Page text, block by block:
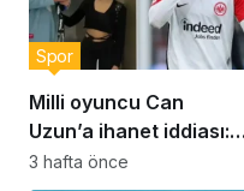
Milli oyuncu Can
Uzun’a ihanet iddiası:
‘Asla bir erkeğe bağımlı
Spor
3 hafta önce